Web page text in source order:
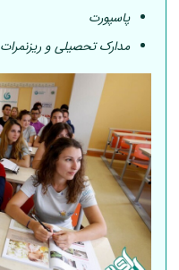
پاسپورت
مدارک تحصیلی و ریزنمرات